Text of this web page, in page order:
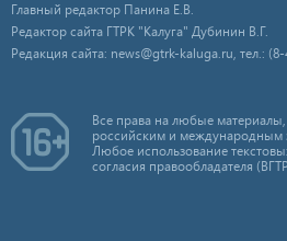
Главный редактор Панина Е.В.
Редактор сайта ГТРК "Калуга" Дубинин В.Г.
Редакция сайта: news@gtrk-kaluga.ru, тел.:
Все права на любые
российским и международным
Любое использование
согласия правообладателя